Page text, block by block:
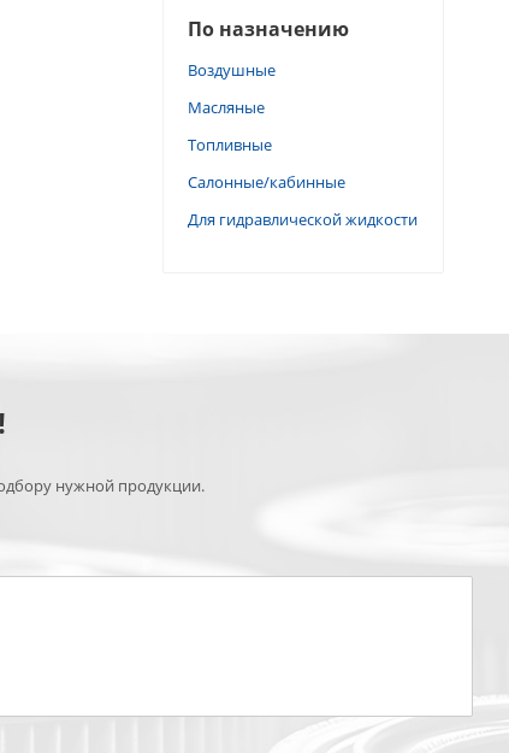
По назначению
Воздушные
Масляные
Топливные
Салонные/кабинные
Для гидравлической жидкости
нужной продукции.